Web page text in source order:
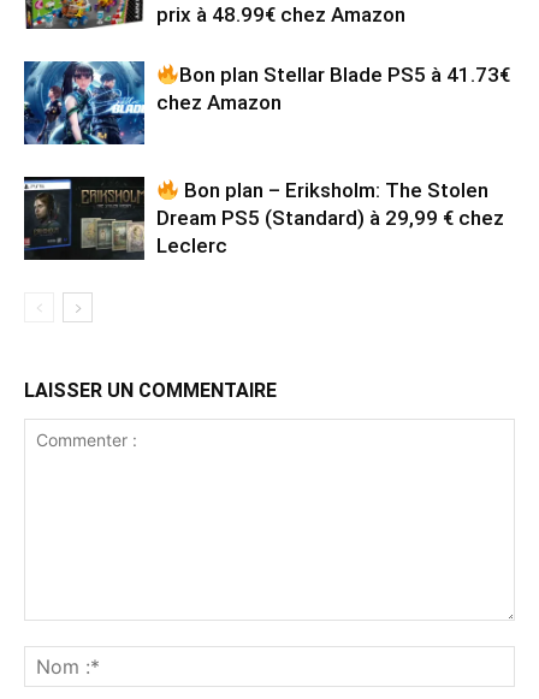
prix à 48.99€ chez Amazon
Bon plan Stellar Blade PS5 à 41.73€
chez Amazon
Bon plan – Eriksholm: The Stolen
Dream PS5 (Standard) à 29,99 € chez
Leclerc
LAISSER UN COMMENTAIRE